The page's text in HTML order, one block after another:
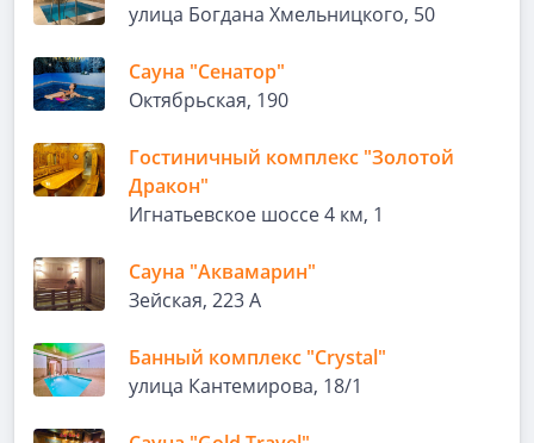
улица Богдана Хмельницкого, 50
Сауна "Сенатор"
Октябрьская, 190
Гостиничный комплекс "Золотой
Дракон"
Игнатьевское шоссе 4 км, 1
Сауна "Аквамарин"
Зейская, 223 А
Банный комплекс "Crystal"
улица Кантемирова, 18/1